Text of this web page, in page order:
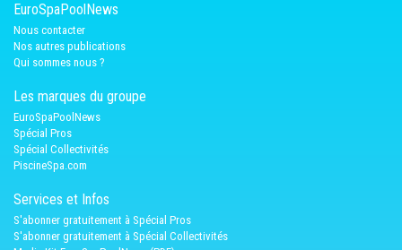
EuroSpaPoolNews
Nous contacter
Nos autres publications
Qui sommes nous ?
Les marques du groupe
EuroSpaPoolNews
Spécial Pros
Spécial Collectivités
PiscineSpa.com
Services et Infos
S'abonner gratuitement à Spécial Pros
S'abonner gratuitement à Spécial Collectivités